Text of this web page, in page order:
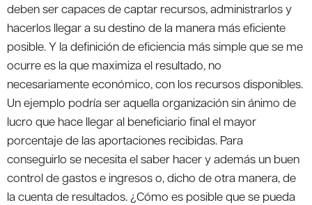
deben ser capaces de captar recursos, administrarlos y
hacerlos llegar a su destino de la manera más eficiente
posible. Y la definición de eficiencia más simple que se me
ocurre es la que maximiza el resultado, no
necesariamente económico, con los recursos disponibles.
Un ejemplo podría ser aquella organización sin ánimo de
lucro que hace llegar al beneficiario final el mayor
porcentaje de las aportaciones recibidas. Para
conseguirlo se necesita el saber hacer y además un buen
control de gastos e ingresos o, dicho de otra manera, de
la cuenta de resultados. ¿Cómo es posible que se pueda